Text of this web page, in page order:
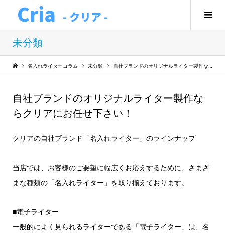
未分類
名入れライターコラム 未分類 自社ブランドのオリジナルライター製作ならクリアにお任せ下さい！
自社ブランドのオリジナルライター製作な
らクリアにお任せ下さい！
クリアの自社ブランド「名入れライター」のラインナップ
当店では、お客様のご要望に幅広くお応えするために、さまざ
まな種類の「名入れライター」を取り揃えております。
■電子ライター
一般的によく見られるライターである「電子ライター」は、名